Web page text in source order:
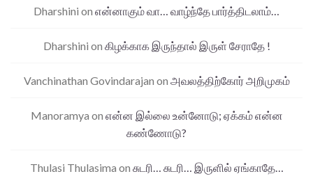
Dharshini on என்னாகும் வா… வாழ்ந்தே பார்த்திடலாம்…
Dharshini on கிழக்காக இருந்தால் இருள் சேராதே !
Vanchinathan Govindarajan on அவலத்திற்கோர் அறிமுகம்
Manoramya on என்ன இல்லை உன்னோடு; ஏக்கம் என்ன
கண்ணோடு?
Thulasi Thulasima on சுடரி… சுடரி… இருளில் ஏங்காதே…